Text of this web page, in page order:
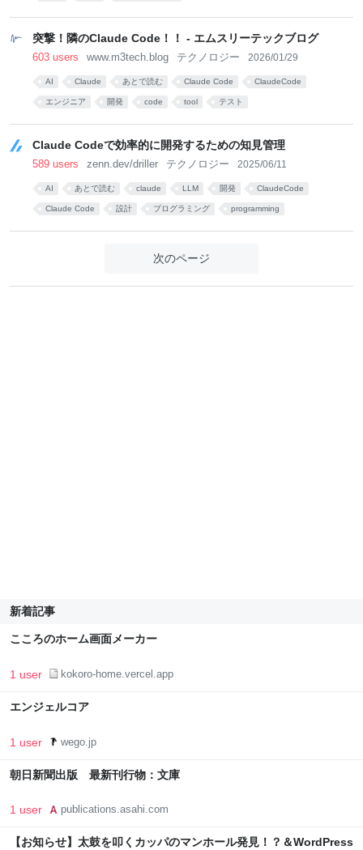
突撃！隣のClaude Code！！ - エムスリーテックブログ
603 users www.m3tech.blog テクノロジー 2026/01/29
AI Claude あとで読む Claude Code ClaudeCode
エンジニア 開発 code tool テスト
Claude Codeで効率的に開発するための知見管理
589 users zenn.dev/driller テクノロジー 2025/06/11
AI あとで読む claude LLM 開発 ClaudeCode
Claude Code 設計 プログラミング programming
次のページ
新着記事
こころのホーム画面メーカー
1 user kokoro-home.vercel.app
エンジェルコア
1 user wego.jp
朝日新聞出版 最新刊行物：文庫
1 user publications.asahi.com
【お知らせ】太鼓を叩くカッパのマンホール発見！？＆WordPress